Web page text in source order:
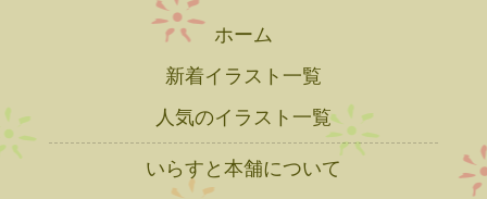
ホーム
新着イラスト一覧
人気のイラスト一覧
いらすと本舗について